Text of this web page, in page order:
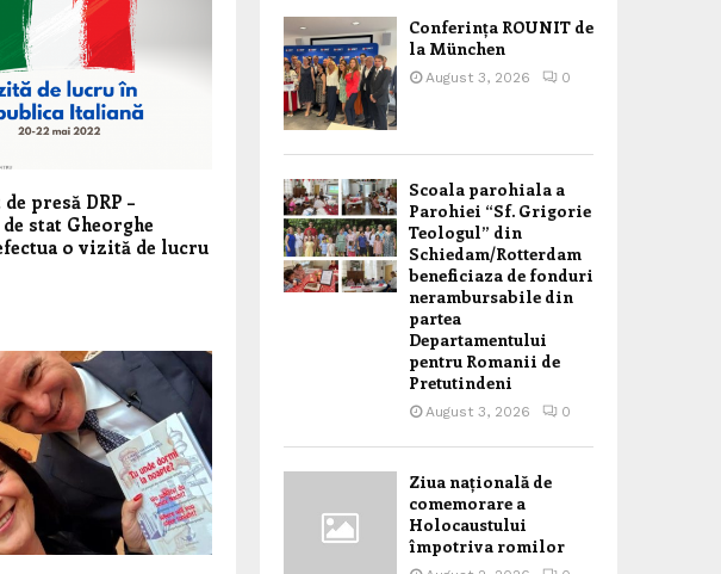
presă DRP –
stat Gheorghe
o vizită de lucru
Conferința ROUNIT de
la München
August 3, 2026 0
Scoala parohiala a
Parohiei “Sf. Grigorie
Teologul” din
Schiedam/Rotterdam
beneficiaza de fonduri
nerambursabile din
partea
Departamentului
pentru Romanii de
Pretutindeni
August 3, 2026 0
Ziua națională de
comemorare a
Holocaustului
împotriva romilor